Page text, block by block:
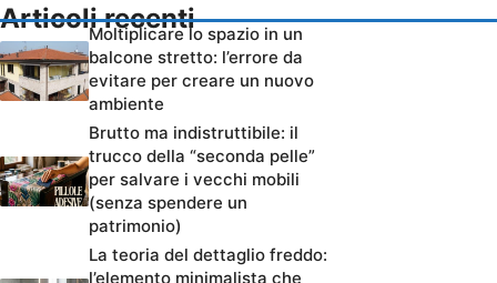
Articoli recenti
Moltiplicare lo spazio in un
balcone stretto: l’errore da
evitare per creare un nuovo
ambiente
Brutto ma indistruttibile: il
trucco della “seconda pelle”
per salvare i vecchi mobili
(senza spendere un
patrimonio)
La teoria del dettaglio freddo:
l’elemento minimalista che